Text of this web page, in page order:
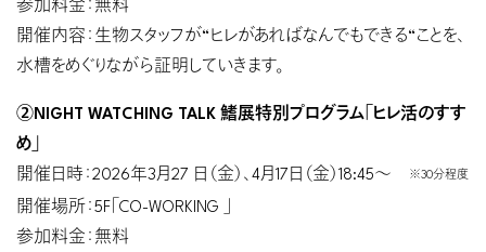
参加料金：無料
開催内容：生物スタッフが“ヒレがあればなんでもできる“ことを、
水槽をめぐりながら証明していきます。
②NIGHT WATCHING TALK 鰭展特別プログラム「ヒレ活のすす
め」
開催日時：2026年3月27 日（金）、4月17日（金）18:45〜
※30分程度
開催場所：5F「CO-WORKING 」
参加料金：無料